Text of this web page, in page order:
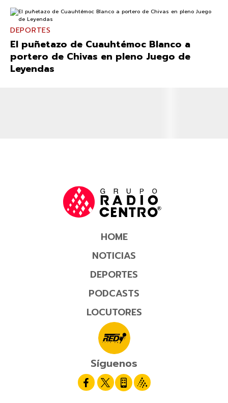
DEPORTES
El puñetazo de Cuauhtémoc Blanco a
portero de Chivas en pleno Juego de
Leyendas
HOME
NOTICIAS
DEPORTES
PODCASTS
LOCUTORES
Síguenos